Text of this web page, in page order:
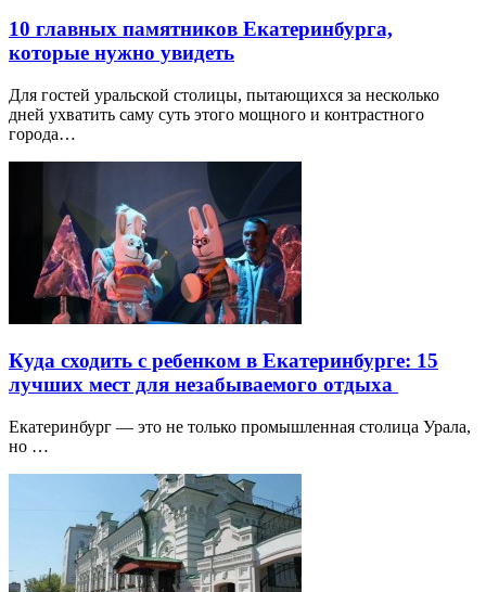
10 главных памятников Екатеринбурга,
которые нужно увидеть
Для гостей уральской столицы, пытающихся за несколько
дней ухватить саму суть этого мощного и контрастного
города…
Куда сходить с ребенком в Екатеринбурге: 15
лучших мест для незабываемого отдыха
Екатеринбург — это не только промышленная столица Урала,
но …